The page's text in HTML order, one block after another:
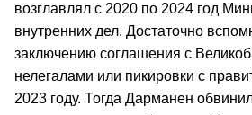
возглавлял с 2020 по 2024 год
внутренних дел. Достаточно
заключению соглашения с
нелегалами или пикировки с
2023 году. Тогда Дарманен